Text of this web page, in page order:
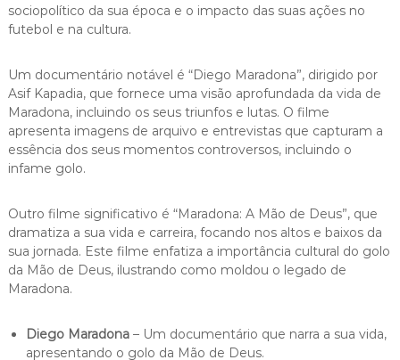
sociopolítico da sua época e o impacto das suas ações no
futebol e na cultura.
Um documentário notável é “Diego Maradona”, dirigido por
Asif Kapadia, que fornece uma visão aprofundada da vida de
Maradona, incluindo os seus triunfos e lutas. O filme
apresenta imagens de arquivo e entrevistas que capturam a
essência dos seus momentos controversos, incluindo o
infame golo.
Outro filme significativo é “Maradona: A Mão de Deus”, que
dramatiza a sua vida e carreira, focando nos altos e baixos da
sua jornada. Este filme enfatiza a importância cultural do golo
da Mão de Deus, ilustrando como moldou o legado de
Maradona.
Diego Maradona– Um documentário que narra a sua vida,
apresentando o golo da Mão de Deus.